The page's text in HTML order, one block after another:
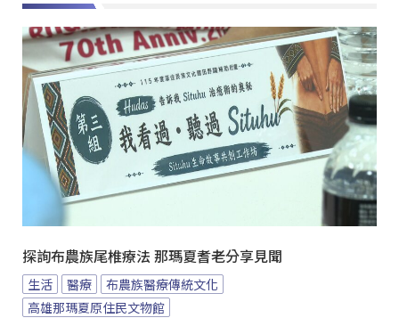
探詢布農族尾椎療法 那瑪夏耆老分享見聞
生活 醫療
布農族醫療傳統文化
高雄那瑪夏原住民文物館